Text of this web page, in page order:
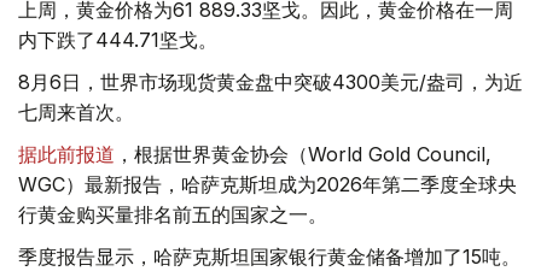
上周，黄金价格为61 889.33坚戈。因此，黄金价格在一周
内下跌了444.71坚戈。
8月6日，世界市场现货黄金盘中突破4300美元/盎司，为近
七周来首次。
据此前报道 ，根据世界黄金协会（World Gold Council,
WGC）最新报告，哈萨克斯坦成为2026年第二季度全球央
行黄金购买量排名前五的国家之一。
季度报告显示，哈萨克斯坦国家银行黄金储备增加了15吨。